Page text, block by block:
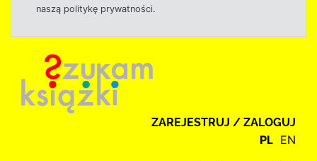
naszą politykę prywatności.
ZAREJESTRUJ / ZALOGUJ
PL EN